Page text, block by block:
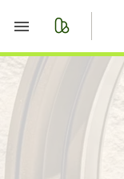
Merkliste
Nachrichten